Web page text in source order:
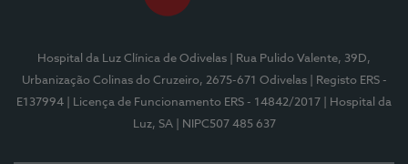
Hospital da Luz Clínica de Odivelas
| Rua Pulido Valente, 39D,
Urbanização Colinas do Cruzeiro, 2675-671 Odivelas
| Registo ERS -
E137994
| Licença de Funcionamento ERS - 14842/2017
| Hospital da
Luz, SA
| NIPC507 485 637